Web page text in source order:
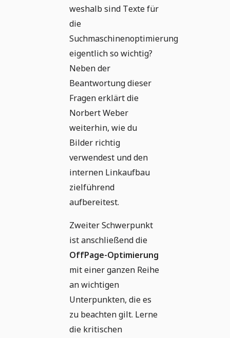
weshalb sind Texte für
die
Suchmaschinenoptimierung
eigentlich so wichtig?
Neben der
Beantwortung dieser
Fragen erklärt die
Norbert Weber
weiterhin, wie du
Bilder richtig
verwendest und den
internen Linkaufbau
zielführend
aufbereitest.
Zweiter Schwerpunkt
ist anschließend die
OffPage-Optimierung
mit einer ganzen Reihe
an wichtigen
Unterpunkten, die es
zu beachten gilt. Lerne
die kritischen